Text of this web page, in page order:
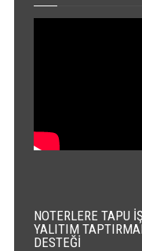
NOTERLERE TAPU
YALITIM
DESTEĞI